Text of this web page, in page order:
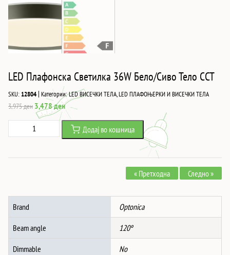
LED Плафонска Светилка 36W Бело/Сиво Тело CCT
SKU:12804 | Категории:LED ВИСЕЧКИ ТЕЛА,LED ПЛАФОЊЕРКИ И ВИСЕЧКИ ТЕЛА
3,975ден Original
price
was:
3,975 ден.
3,478денCurrent
price
3,478 ден.
Плафонска
Тело
CCT
количина
Додај во кошница
« Претходна Следно »
Brand Optonica
Beam angle 120º
Dimmable No